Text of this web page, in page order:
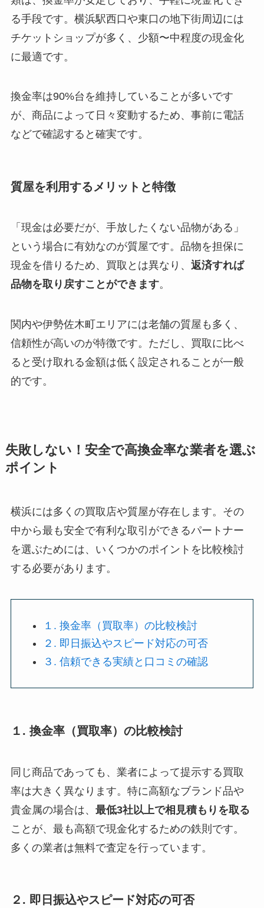
る手段です。横浜駅西口や東口の地下街周辺には
チケットショップが多く、少額〜中程度の現金化
に最適です。
換金率は90%台を維持していることが多いです
が、商品によって日々変動するため、事前に電話
などで確認すると確実です。
質屋を利用するメリットと特徴
「現金は必要だが、手放したくない品物がある」
という場合に有効なのが質屋です。品物を担保に
現金を借りるため、買取とは異なり、 返済すれば
品物を取り戻すことができます。
関内や伊勢佐木町エリアには老舗の質屋も多く、
信頼性が高いのが特徴です。ただし、買取に比べ
ると受け取れる金額は低く設定されることが一般
的です。
失敗しない！安全で高換金率な業者を選ぶ
ポイント
横浜には多くの買取店や質屋が存在します。その
中から最も安全で有利な取引ができるパートナー
を選ぶためには、いくつかのポイントを比較検討
する必要があります。
１. 換金率（買取率）の比較検討
２. 即日振込やスピード対応の可否
３. 信頼できる実績と口コミの確認
１. 換金率（買取率）の比較検討
同じ商品であっても、業者によって提示する買取
率は大きく異なります。特に高額なブランド品や
貴金属の場合は、 最低3社以上で相見積もりを取る
ことが、最も高額で現金化するための鉄則です。
多くの業者は無料で査定を行っています。
２. 即日振込やスピード対応の可否